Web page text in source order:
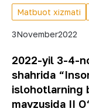
Matbuot xizmati
3November2022
2022-yil 3-4-
shahrida
islohotlarning
mavzusida II